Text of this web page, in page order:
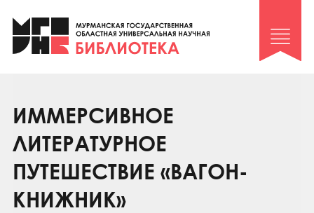
Клуб «Гиря и сельдерей»
Клуб «Семейный архив»
Коллегам
Контакты
ИММЕРСИВНОЕ
ЛИТЕРАТУРНОЕ
ПУТЕШЕСТВИЕ «ВАГОН-
КНИЖНИК»